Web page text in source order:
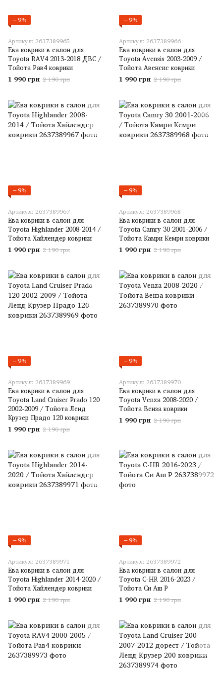
−9%
Артикул: 2637389965
Ева коврики в салон для
Toyota RAV4 2013-2018 ДВС /
Тойота Рав4 коврики
1 990 грн 2 190 грн
−9%
Артикул: 2637389966
Ева коврики в салон для
Toyota Avensis 2003-2009 /
Тойота Авенсис коврики
1 990 грн 2 190 грн
−9%
Артикул: 2637389967
Ева коврики в салон для
Toyota Highlander 2008-2014 /
Тойота Хайлендер коврики
1 990 грн 2 190 грн
−9%
Артикул: 2637389968
Ева коврики в салон для
Toyota Camry 30 2001-2006 /
Тойота Камри Кемри коврики
1 990 грн 2 190 грн
−9%
Артикул: 2637389969
Ева коврики в салон для
Toyota Land Cruiser Prado 120
2002-2009 / Тойота Ленд
Крузер Прадо 120 коврики
1 990 грн 2 190 грн
−9%
Артикул: 2637389970
Ева коврики в салон для
Toyota Venza 2008-2020 /
Тойота Венза коврики
1 990 грн 2 190 грн
−9%
Артикул: 2637389971
Ева коврики в салон для
Toyota Highlander 2014-2020 /
Тойота Хайлендер коврики
1 990 грн 2 190 грн
−9%
Артикул: 2637389972
Ева коврики в салон для
Toyota C-HR 2016-2023 /
Тойота Си Аш Р
1 990 грн 2 190 грн